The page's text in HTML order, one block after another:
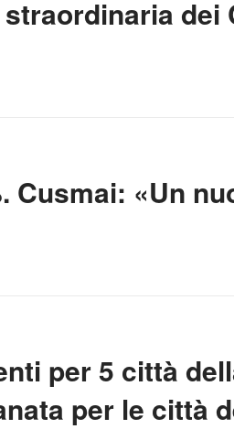
dei
Cusmai: «Un
per 5 città
per le città